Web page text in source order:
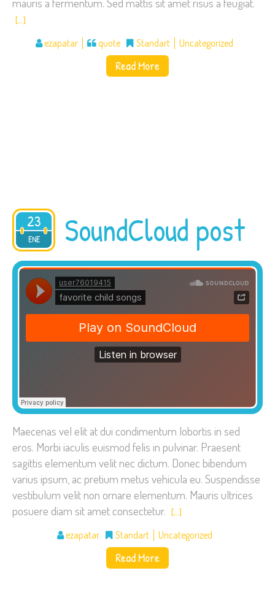
[…]
ezapatar quote Standart Uncategorized
Read More
23
ENE
2015 SoundCloud post
Maecenas vel elit at dui condimentum lobortis in sed
eros. Morbi iaculis euismod felis in pulvinar. Praesent
sagittis elementum velit nec dictum. Donec bibendum
varius ipsum, ac pretium metus vehicula eu. Suspendisse
vestibulum velit non ornare elementum. Mauris ultrices
posuere diam sit amet consectetur. […]
ezapatar Standart Uncategorized
Read More